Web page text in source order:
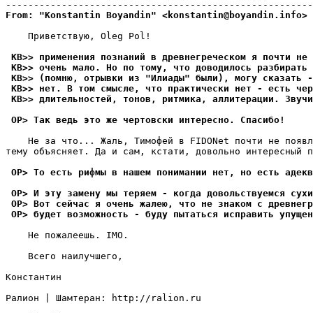
From: "Konstantin Boyandin" <konstantin@boyandin.info>
    Приветствую, Oleg Pol!
KB>> применения познаний в древнегреческом я почти
KB>> очень мало. Но по тому, что доводилось разбирать
KB>> (помню, отрывки из "Илиады" были), могу сказать
KB>> нет. В том смысле, что практически нет - есть
KB>> длительностей, тонов, ритмика, аллитерации.
OP> Так ведь это же чертовски интересно. Спасибо!
Не за что... Жаль, Тимофей в FIDONet почти не
тему объясняет. Да и сам, кстати, довольно интересный
OP> То есть рифмы в нашем понимании нет, но есть
OP> И эту замену мы теряем - когда довольствуемся
OP> Вот сейчас я очень жалею, что не знаком с
OP> будет возможность - буду пытаться исправить
    Не пожалеешь. IMO.
    Всего наилучшего,
Константин
Ралион | Шамтеран: http://ralion.ru